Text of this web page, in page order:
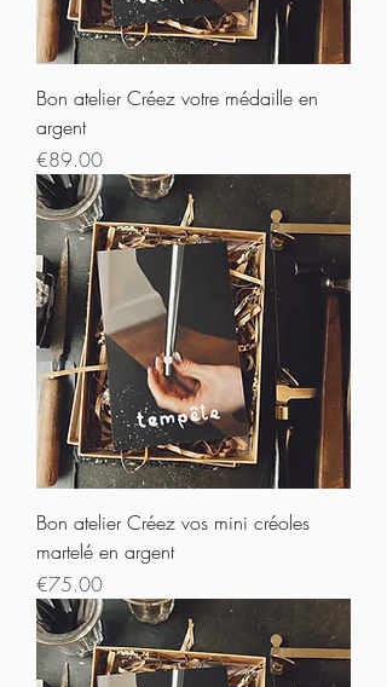
Bon atelier Créez votre médaille en
argent
Prix
€89.00
Bon atelier Créez vos mini créoles
martelé en argent
Prix
€75.00